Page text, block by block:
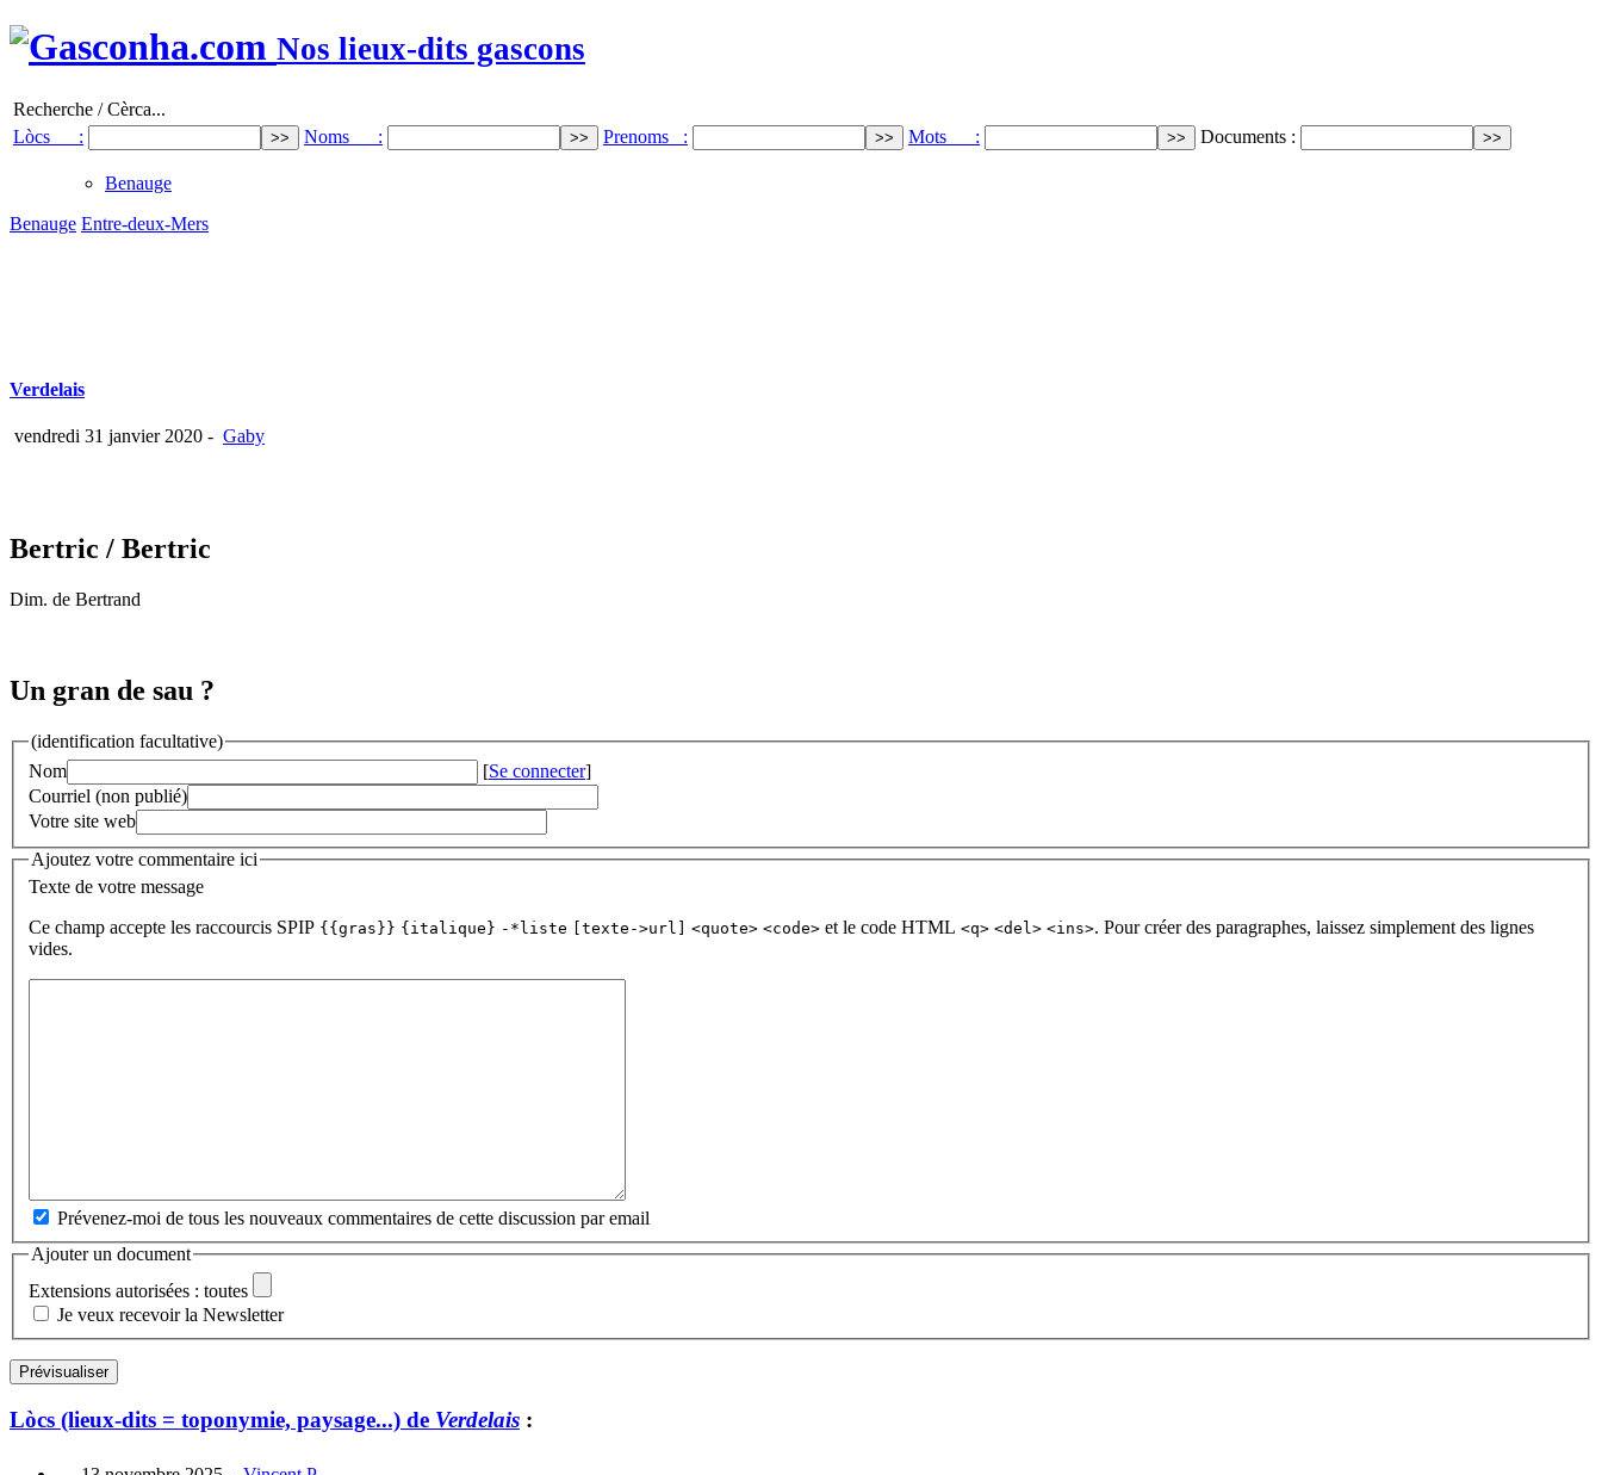
Nos lieux-dits gascons
Recherche / Cèrca...
Lòcs :
Noms : Prenoms : Mots : Documents :
Benauge
Benauge Entre-deux-Mers
Verdelais
vendredi 31 janvier 2020 - Gaby
Bertric / Bertric
Dim. de Bertrand
Un gran de sau ?
(identification facultative)
Nom
[Se connecter]
Courriel (non publié)
Votre site web
Ajoutez votre commentaire ici
Texte de votre message
Ce champ accepte les raccourcis SPIP {{gras}} {italique} -*liste [texte->url] <quote> <code> et le code HTML <q> <del> <ins>. Pour créer des paragraphes, laissez simplement des lignes
vides.
Prévenez-moi de tous les nouveaux commentaires de cette discussion par email
Ajouter un document
Extensions autorisées : toutes
Je veux recevoir la Newsletter
Lòcs (lieux-dits = toponymie, paysage...) de Verdelais :